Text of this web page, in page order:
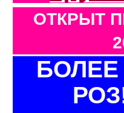
ОТКРЫТ
БОЛЕЕ